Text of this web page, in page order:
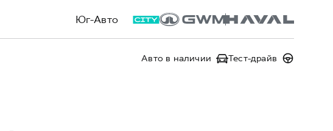
Юг-Авто
Авто в наличии Тест-драйв